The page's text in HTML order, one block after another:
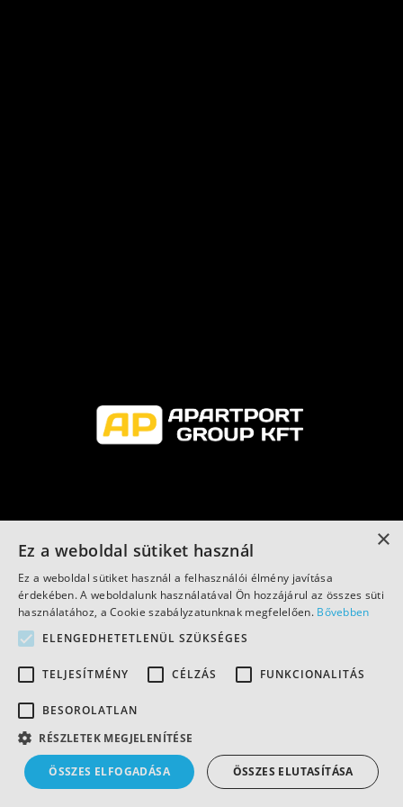
×
Ez a weboldal sütiket használ
Ez a weboldal sütiket használ a felhasználói élmény javítása
érdekében. A weboldalunk használatával Ön hozzájárul az összes süti
használatához, a Cookie szabályzatunknak megfelelően. Bővebben
ELENGEDHETETLENÜL SZÜKSÉGES
TELJESÍTMÉNY CÉLZÁS FUNKCIONALITÁS
BESOROLATLAN
RÉSZLETEK MEGJELENÍTÉSE
ÖSSZES ELFOGADÁSA ÖSSZES ELUTASÍTÁSA